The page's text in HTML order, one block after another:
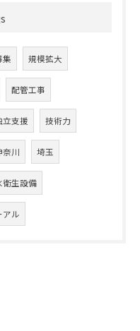
集 規模拡大
配管工事
立支援 技術力
奈川 埼玉
衛生設備
アル